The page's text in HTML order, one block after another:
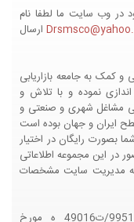
در وب سایت ما لطفا نام
ارسال
کمک به جامعه بازاریابی
نموده و با تلاش و
مشاغل شهری و صنعتی و
ایران و جهان بوده است
بصورت رایگان در اختیار
در این مجموعه اطلاعاتی
به مدیریت سایت مشخصات
هيئت محترم دولت طي مصوبه شماره 99517/ت49016 ه مورخ